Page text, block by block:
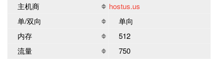
主机商
hostus.us
单/双向
单向
内存
512
流量
750